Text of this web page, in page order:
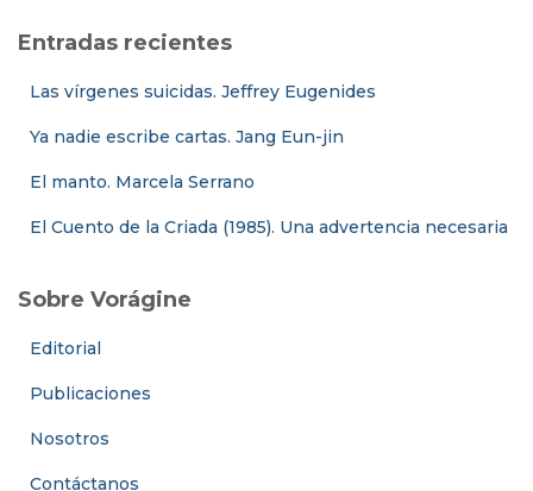
Entradas recientes
Las vírgenes suicidas. Jeffrey Eugenides
Ya nadie escribe cartas. Jang Eun-jin
El manto. Marcela Serrano
El Cuento de la Criada (1985). Una advertencia necesaria
Sobre Vorágine
Editorial
Publicaciones
Nosotros
Contáctanos